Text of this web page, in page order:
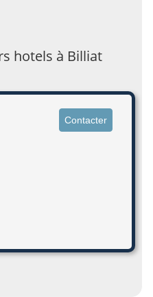
hotels à Billiat
Contacter